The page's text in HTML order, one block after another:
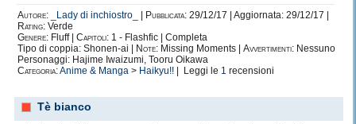
Autore:
_Lady di inchiostro_ Pubblicata: 29/12/17 | Aggiornata: 29/12/17 |
Rating: Verde
Genere: Fluff | Capitoli: 1 - Flashfic | Completa
Tipo di coppia: Shonen-ai |
Note: Missing Moments | Avvertimenti: Nessuno
Personaggi: Hajime Iwaizumi, Tooru Oikawa
Categoria:Anime & Manga > Haikyu!! | Leggi le 1 recensioni
Tè bianco